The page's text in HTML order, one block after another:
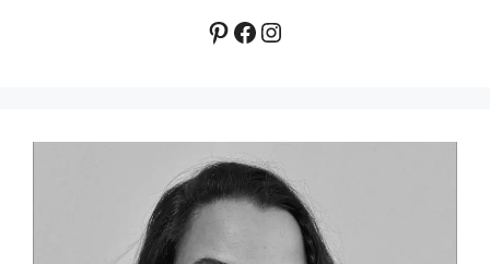
Pinterest
Facebook
Instagram